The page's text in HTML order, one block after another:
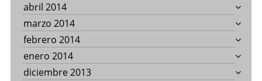
abril 2014
marzo 2014
febrero 2014
enero 2014
diciembre 2013